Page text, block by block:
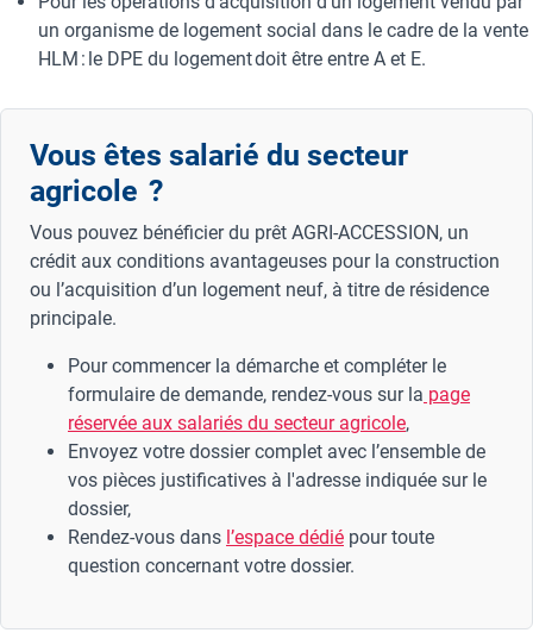
un organisme de logement social dans le cadre de la vente
HLM : le DPE du logement doit être entre A et E.
Vous êtes salarié du secteur
agricole ?
Vous pouvez bénéficier du prêt AGRI-ACCESSION, un
crédit aux conditions avantageuses pour la construction
ou l’acquisition d’un logement neuf, à titre de résidence
principale.
Pour commencer la démarche et compléter le
formulaire de demande, rendez-vous sur la page
réservée aux salariés du secteur agricole,
Envoyez votre dossier complet avec l’ensemble de
vos pièces justificatives à l'adresse indiquée sur le
dossier,
Rendez-vous dans l’espace dédié pour toute
question concernant votre dossier.